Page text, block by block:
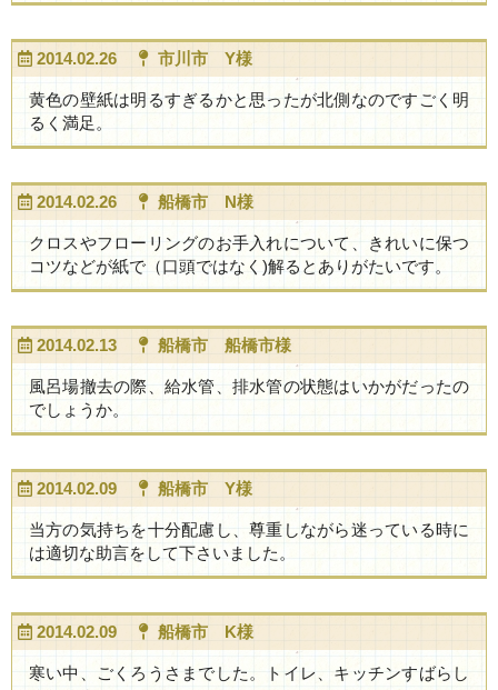
2014.02.26 市川市 Y様
黄色の壁紙は明るすぎるかと思ったが北側なのですごく明
るく満足。
2014.02.26 船橋市 N様
クロスやフローリングのお手入れについて、きれいに保つ
コツなどが紙で（口頭ではなく)解るとありがたいです。
2014.02.13 船橋市 船橋市様
風呂場撤去の際、給水管、排水管の状態はいかがだったの
でしょうか。
2014.02.09 船橋市 Y様
当方の気持ちを十分配慮し、尊重しながら迷っている時に
は適切な助言をして下さいました。
2014.02.09 船橋市 K様
寒い中、ごくろうさまでした。トイレ、キッチンすばらし